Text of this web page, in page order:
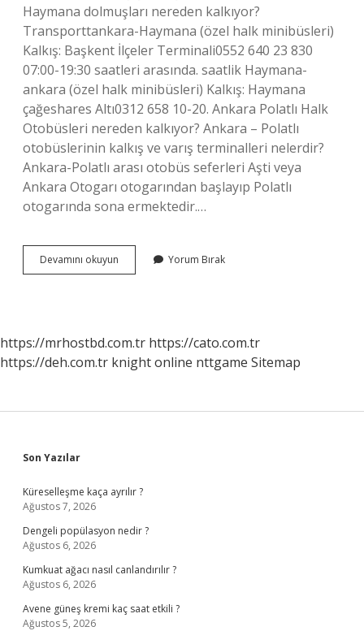
Haymana dolmuşları nereden kalkıyor?
Transporttankara-Haymana (özel halk minibüsleri)
Kalkış: Başkent İlçeler Terminali0552 640 23 830
07:00-19:30 saatleri arasında. saatlik Haymana-
ankara (özel halk minibüsleri) Kalkış: Haymana
çağeshares Altı0312 658 10-20. Ankara Polatlı Halk
Otobüsleri nereden kalkıyor? Ankara – Polatlı
otobüslerinin kalkış ve varış terminalleri nelerdir?
Ankara-Polatlı arası otobüs seferleri Aşti veya
Ankara Otogarı otogarından başlayıp Polatlı
otogarında sona ermektedir.…
Devamını okuyun
Balâ
Yorum Bırak
https://mrhostbd.com.tr https://cato.com.tr
https://deh.com.tr knight online nttgame Sitemap
Sidebar
Son Yazılar
Küreselleşme kaça ayrılır ?
Ağustos 7, 2026
Dengeli popülasyon nedir ?
Ağustos 6, 2026
Kumkuat ağacı nasıl canlandırılır ?
Ağustos 6, 2026
Avene güneş kremi kaç saat etkili ?
Ağustos 5, 2026